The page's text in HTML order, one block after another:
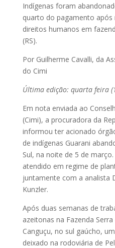
Indígenas foram
quarto do pagamento
direitos humanos em
(RS).
Por Guilherme Cavalli, da
do Cimi
Última edição: quarta feira
Em nota enviada ao
(Cimi), a procuradora da
informou ter acionado
de indígenas Guarani
Sul, na noite de 5 de
atendido em regime de
juntamente com a analista
Kunzler.
Após duas semanas de
azeitonas na Fazenda
Canguçu, no sul gaúcho,
deixado na rodoviária de